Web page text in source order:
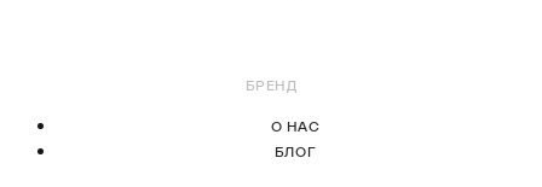
БРЕНД
О НАС
БЛОГ